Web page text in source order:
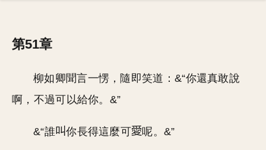
第51章
柳如卿聞言一愣，隨即笑道：&“你還真敢說
啊，不過可以給你。&”
&“誰 你長得這麼可 呢。&”